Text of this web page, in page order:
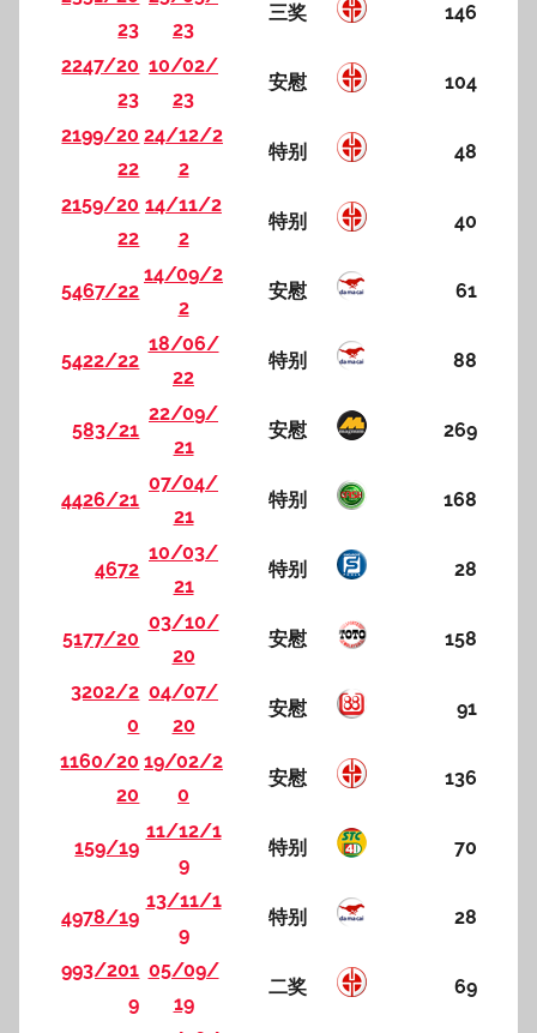
23
23
三奖 146
2247/20
23
10/02/
23
安慰 104
2199/20
22
24/12/2
2
特别 48
2159/20
22
14/11/2
2
特别 40
5467/22
14/09/2
2
安慰 61
5422/22
18/06/
22
特别 88
583/21
22/09/
21
安慰 269
4426/21
07/04/
21
特别 168
4672
10/03/
21
特别 28
5177/20
03/10/
20
安慰 158
3202/2
0
04/07/
20
安慰 91
1160/20
20
19/02/2
0
安慰 136
159/19
11/12/1
9
特别 70
4978/19
13/11/1
9
特别 28
993/201
9
05/09/
19
二奖 69